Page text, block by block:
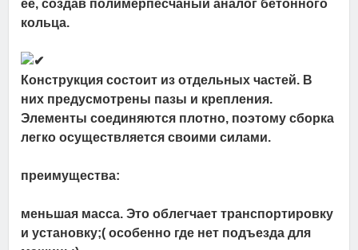
её, создав полимерпесчаный аналог бетонного
кольца.
Конструкция состоит из отдельных частей. В
них предусмотрены пазы и крепления.
Элементы соединяются плотно, поэтому сборка
легко осуществляется своими силами.
преимущества:
меньшая масса. Это облегчает транспортировку
и установку;( особенно где нет подъезда для